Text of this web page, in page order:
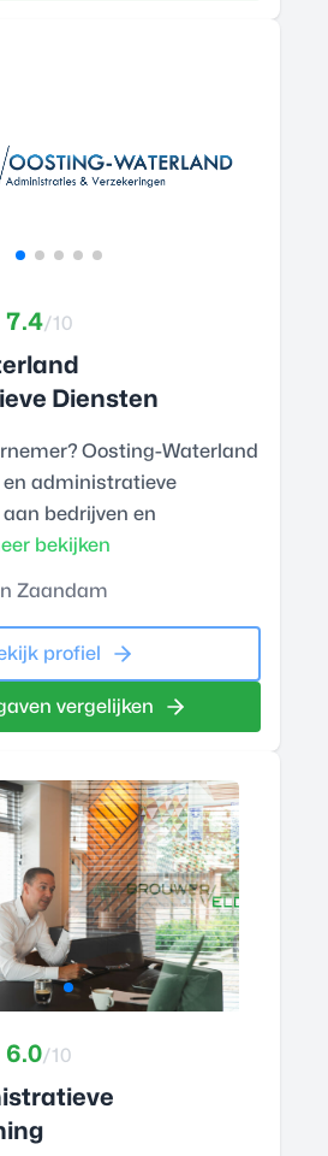
7.4/10
Diensten
Oosting-Waterland
administratieve
bedrijven en
bekijken
Zaandam
profiel
vergelijken
6.0/10